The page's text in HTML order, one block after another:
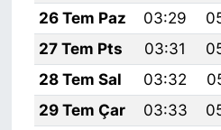
26 Tem Paz
03:29
27 Tem Pts
03:31
28 Tem Sal
03:32
29 Tem Çar
03:33